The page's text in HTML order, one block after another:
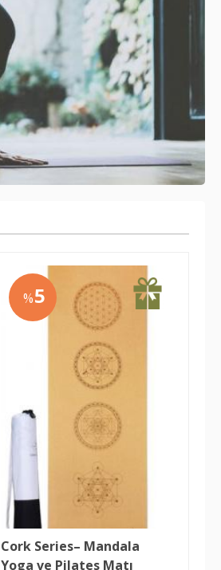
%5
Cork Series– Mandala
Yoga ve Pilates Matı